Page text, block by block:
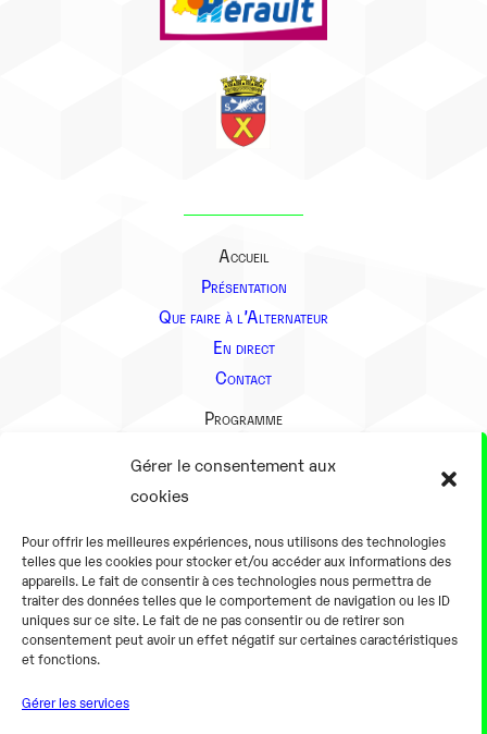
Gérer le consentement aux
cookies
Pour offrir les meilleures expériences, nous utilisons des technologies
telles que les cookies pour stocker et/ou accéder aux informations des
appareils. Le fait de consentir à ces technologies nous permettra de
traiter des données telles que le comportement de navigation ou les ID
uniques sur ce site. Le fait de ne pas consentir ou de retirer son
consentement peut avoir un effet négatif sur certaines caractéristiques
et fonctions.
Gérer les services
Accueil
Présentation
Que faire à l’Alternateur
En direct
Contact
Programme
Présentation
En pratique
Tarifs et horaires
Salles
Équipements numériques